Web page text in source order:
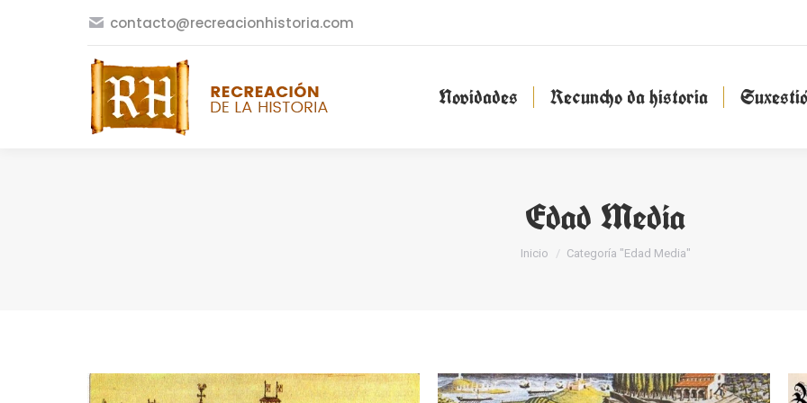
contacto@recreacionhistoria.com
Novidades Recuncho da historia
Edad Media
You are here:
Inicio Categoría "Edad Media"
Novidades Recuncho da historia